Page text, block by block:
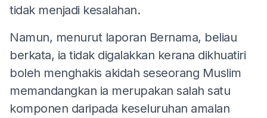
tidak menjadi kesalahan.
Namun, menurut laporan Bernama, beliau
berkata, ia tidak digalakkan kerana dikhuatiri
boleh menghakis akidah seseorang Muslim
memandangkan ia merupakan salah satu
komponen daripada keseluruhan amalan